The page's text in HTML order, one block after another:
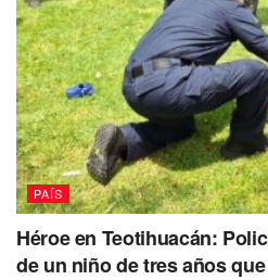
El pasado miércoles,la
registrada oficialmente ante
“Muchas gracias al
las facilidades que nos
éxitos al COSSAN y a
Sports”, dijo Óscar
del Comité Olímpico de
PAÍS
Héroe en Teotihuacán:
de un niño de tres años